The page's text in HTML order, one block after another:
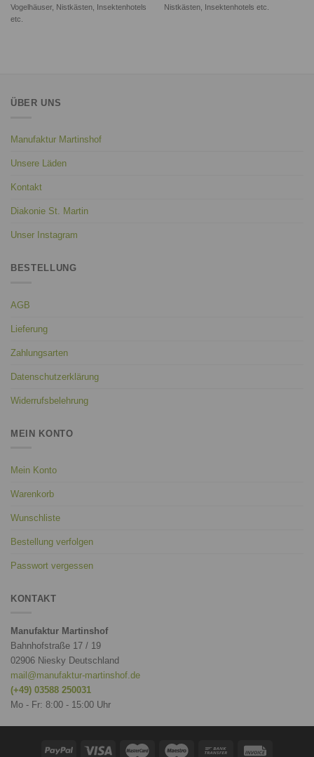
Vogelhäuser, Nistkästen, Insektenhotels
etc.
Nistkästen, Insektenhotels etc.
ÜBER UNS
Manufaktur Martinshof
Unsere Läden
Kontakt
Diakonie St. Martin
Unser Instagram
BESTELLUNG
AGB
Lieferung
Zahlungsarten
Datenschutzerklärung
Widerrufsbelehrung
MEIN KONTO
Mein Konto
Warenkorb
Wunschliste
Bestellung verfolgen
Passwort vergessen
KONTAKT
Manufaktur Martinshof
Bahnhofstraße 17 / 19
02906 Niesky Deutschland
mail@manufaktur-martinshof.de
(+49) 03588 250031
Mo - Fr: 8:00 - 15:00 Uhr